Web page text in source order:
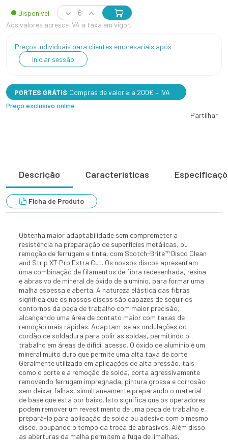
Disponível
Aos valores acresce IVA à taxa em vigor.
Preços individuais para clientes empresariais após
Iniciar sessão
PORTES GRÁTIS Compras de valor ≥ a 200€ + IVA
Preço exclusivo online
Partilhar
Descrição Características
Ficha de Produto
Obtenha maior adaptabilidade sem comprometer a
resistência na preparação de superfícies metálicas, ou
remoção de ferrugem e tinta, com Scotch-Brite™ Disco Clean
and Strip XT Pro Extra Cut. Os nossos discos apresentam
uma combinação de filamentos de fibra redesenhada, resina
e abrasivo de mineral de óxido de alumínio, para formar uma
malha espessa e aberta. A natureza elástica das fibras
significa que os nossos discos são capazes de seguir os
contornos da peça de trabalho com maior precisão,
alcançando uma área de contato maior com taxas de
remoção mais rápidas. Adaptam-se às ondulações do
cordão de soldadura para polir as soldas, permitindo o
trabalho em áreas de difícil acesso. O óxido de alumínio é um
mineral muito duro que permite uma alta taxa de corte.
Geralmente utilizado em aplicações de alta pressão, tais
como o corte e a remoção de solda, corta agressivamente
removendo ferrugem impregnada, pintura grossa e corrosão
sem deixar falhas, simultaneamente preparando o material
de base que está por baixo. Isto significa que os operadores
podem remover um revestimento de uma peça de trabalho e
prepará-lo para aplicação de solda ou adesivo com o mesmo
disco, poupando o tempo da troca de abrasivos. Além disso,
as aberturas da malha permitem a fuga de limalhas,